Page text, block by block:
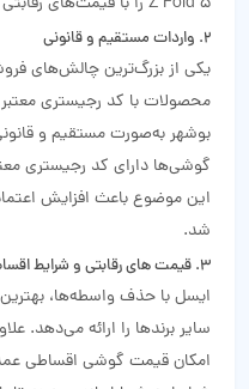
2. واردات مستقیم و قانونی
یکی از بزرگ‌ترین چالش‌های
محصولات با کد رجیستری
بوشهر به‌صورت مستقیم و
این موضوع باعث افزایش
شد.
3. قیمت‌ های رقابتی و شرایط اقساطی
ایسل با حذف واسطه‌ها،
سایر برندها را ارائه می‌دهد.
امکان قیمت گوشی اقساطی